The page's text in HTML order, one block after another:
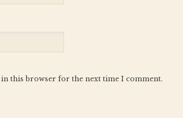
in this browser for the next time I comment.